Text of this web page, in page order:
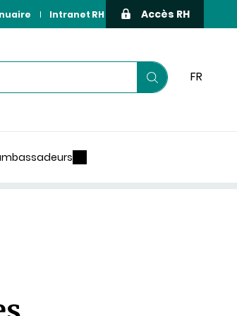
Intranet RH Accès RH
Lancer
FR